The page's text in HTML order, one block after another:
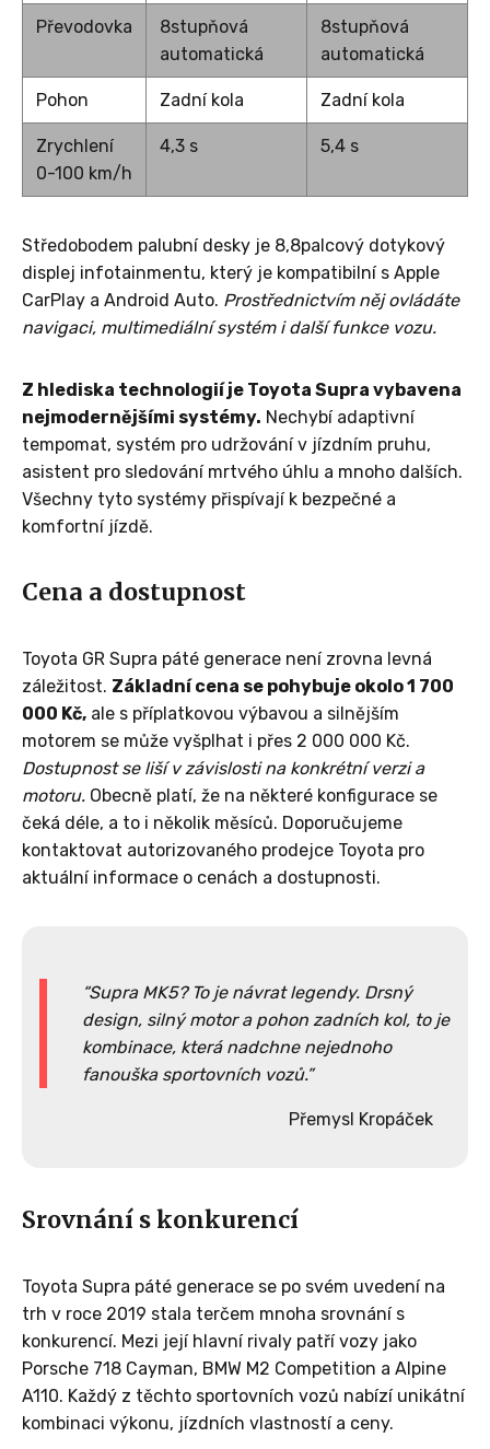
Převodovka
8stupňová
automatická
8stupňová
automatická
Pohon Zadní kola Zadní kola
Zrychlení
0-100 km/h
4,3 s 5,4 s
Středobodem palubní desky je 8,8palcový dotykový
displej infotainmentu, který je kompatibilní s Apple
CarPlay a Android Auto. Prostřednictvím něj ovládáte
navigaci, multimediální systém i další funkce vozu.
Z hlediska technologií je Toyota Supra vybavena
nejmodernějšími systémy. Nechybí adaptivní
tempomat, systém pro udržování v jízdním pruhu,
asistent pro sledování mrtvého úhlu a mnoho dalších.
Všechny tyto systémy přispívají k bezpečné a
komfortní jízdě.
Cena a dostupnost
Toyota GR Supra páté generace není zrovna levná
záležitost. Základní cena se pohybuje okolo 1 700
000 Kč, ale s příplatkovou výbavou a silnějším
motorem se může vyšplhat i přes 2 000 000 Kč.
Dostupnost se liší v závislosti na konkrétní verzi a
motoru. Obecně platí, že na některé konfigurace se
čeká déle, a to i několik měsíců. Doporučujeme
kontaktovat autorizovaného prodejce Toyota pro
aktuální informace o cenách a dostupnosti.
Supra MK5? To je návrat legendy. Drsný
design, silný motor a pohon zadních kol, to je
kombinace, která nadchne nejednoho
fanouška sportovních vozů.
Přemysl Kropáček
Srovnání s konkurencí
Toyota Supra páté generace se po svém uvedení na
trh v roce 2019 stala terčem mnoha srovnání s
konkurencí. Mezi její hlavní rivaly patří vozy jako
Porsche 718 Cayman, BMW M2 Competition a Alpine
A110. Každý z těchto sportovních vozů nabízí unikátní
kombinaci výkonu, jízdních vlastností a ceny.